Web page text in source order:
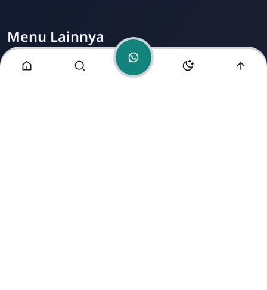
Menu Lainnya
Visi dan Misi